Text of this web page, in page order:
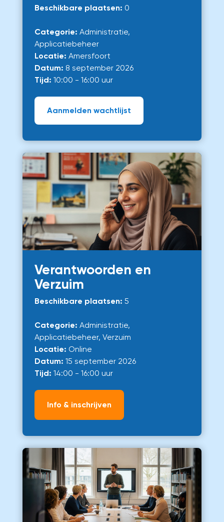
Beschikbare plaatsen: 0
Categorie: Administratie,
Applicatiebeheer
Locatie: Amersfoort
Datum: 8 september 2026
Tijd: 10:00 - 16:00 uur
Aanmelden wachtlijst
Verantwoorden en
Verzuim
Beschikbare plaatsen: 5
Categorie: Administratie,
Applicatiebeheer, Verzuim
Locatie: Online
Datum: 15 september 2026
Tijd: 14:00 - 16:00 uur
Info & inschrijven